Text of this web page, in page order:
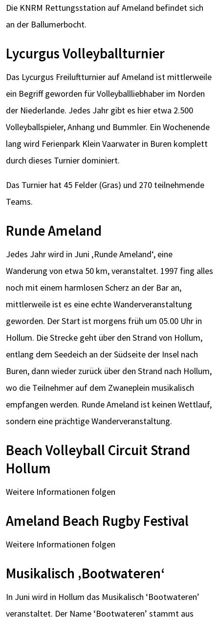
Die KNRM Rettungsstation auf Ameland befindet sich
an der Ballumerbocht.
Lycurgus Volleyballturnier
Das Lycurgus Freiluftturnier auf Ameland ist mittlerweile
ein Begriff geworden für Volleyballliebhaber im Norden
der Niederlande. Jedes Jahr gibt es hier etwa 2.500
Volleyballspieler, Anhang und Bummler. Ein Wochenende
lang wird Ferienpark Klein Vaarwater in Buren komplett
durch dieses Turnier dominiert.
Das Turnier hat 45 Felder (Gras) und 270 teilnehmende
Teams.
Runde Ameland
Jedes Jahr wird in Juni ‚Runde Ameland‘, eine
Wanderung von etwa 50 km, veranstaltet. 1997 fing alles
noch mit einem harmlosen Scherz an der Bar an,
mittlerweile ist es eine echte Wanderveranstaltung
geworden. Der Start ist morgens früh um 05.00 Uhr in
Hollum. Die Strecke geht über den Strand von Hollum,
entlang dem Seedeich an der Südseite der Insel nach
Buren, dann wieder zurück über den Strand nach Hollum,
wo die Teilnehmer auf dem Zwaneplein musikalisch
empfangen werden. Runde Ameland ist keinen Wettlauf,
sondern eine prächtige Wanderveranstaltung.
Beach Volleyball Circuit Strand
Hollum
Weitere Informationen folgen
Ameland Beach Rugby Festival
Weitere Informationen folgen
Musikalisch ‚Bootwateren‘
In Juni wird in Hollum das Musikalisch ‘Bootwateren’
veranstaltet. Der Name ‘Bootwateren’ stammt aus